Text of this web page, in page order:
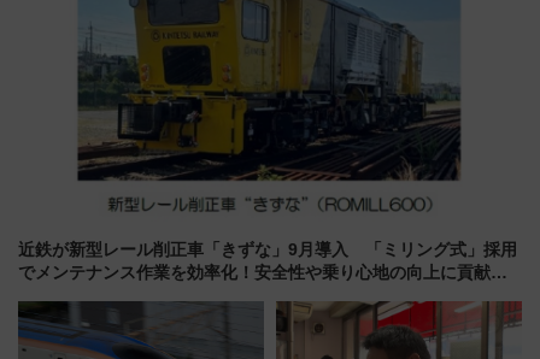
近鉄が新型レール削正車「きずな」9月導入 「ミリング式」採用
でメンテナンス作業を効率化！安全性や乗り心地の向上に貢献す